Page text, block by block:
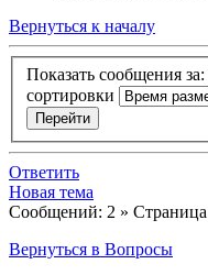
Вернуться к началу
Показать сообщения за:
сортировки
Ответить
Новая тема
Сообщений: 2 » Страница
Вернуться в Вопросы